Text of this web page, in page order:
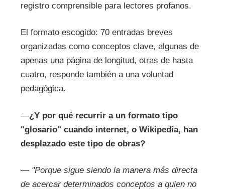
registro comprensible para lectores profanos.
El formato escogido: 70 entradas breves
organizadas como conceptos clave, algunas de
apenas una página de longitud, otras de hasta
cuatro, responde también a una voluntad
pedagógica.
—¿Y por qué recurrir a un formato tipo
"glosario" cuando internet, o Wikipedia, han
desplazado este tipo de obras?
— "Porque sigue siendo la manera más directa
de acercar determinados conceptos a quien no